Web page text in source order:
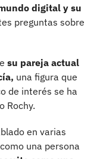
digital y su
preguntas sobre
su pareja actual
una figura que
de interés se ha
Rochy.
en varias
una persona